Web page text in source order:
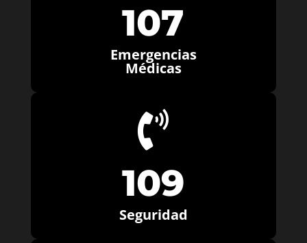
107
Emergencias
Médicas

109
Seguridad